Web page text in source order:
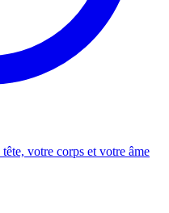
votre corps et votre âme